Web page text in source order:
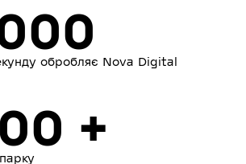
обробляє Nova Digital
+